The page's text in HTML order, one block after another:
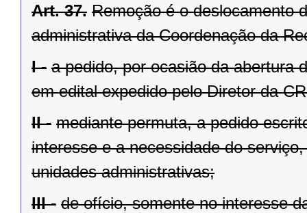
Art. 37. Remoção é o deslocamento
administrativa da Coordenação da
I - a pedido, por ocasião da abertura
em edital expedido pelo Diretor da
II - mediante permuta, a pedido
interesse e a necessidade do
unidades administrativas;
III - de ofício, somente no interesse